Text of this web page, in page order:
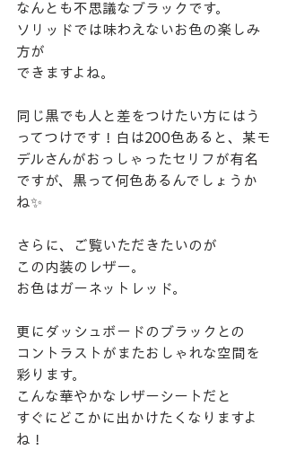
なんとも不思議なブラックです。
ソリッドでは味わえないお色の楽しみ
方が
できますよね。
同じ黒でも人と差をつけたい方にはう
ってつけです！白は200色あると、某モ
デルさんがおっしゃったセリフが有名
ですが、黒って何色あるんでしょうか
ね✨️
さらに、ご覧いただきたいのが
この内装のレザー。
お色はガーネットレッド。
更にダッシュボードのブラックとの
コントラストがまたおしゃれな空間を
彩ります。
こんな華やかなレザーシートだと
すぐにどこかに出かけたくなりますよ
ね！